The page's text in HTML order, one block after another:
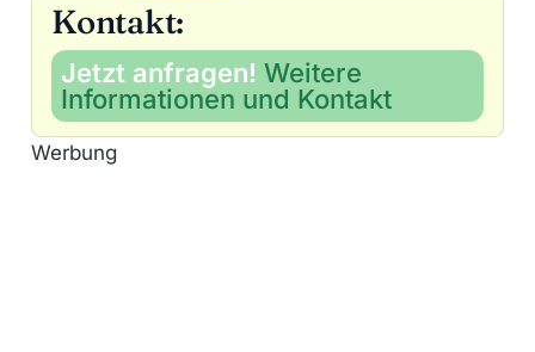
Kontakt:
Jetzt anfragen! Weitere
Informationen und Kontakt
Werbung